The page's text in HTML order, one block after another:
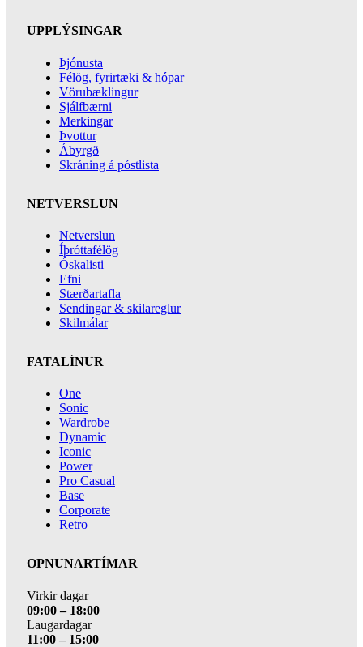
UPPLÝSINGAR
Þjónusta
Félög, fyrirtæki & hópar
Vörubæklingur
Sjálfbærni
Merkingar
Þvottur
Ábyrgð
Skráning á póstlista
NETVERSLUN
Netverslun
Íþróttafélög
Óskalisti
Efni
Stærðartafla
Sendingar & skilareglur
Skilmálar
FATALÍNUR
One
Sonic
Wardrobe
Dynamic
Iconic
Power
Pro Casual
Base
Corporate
Retro
OPNUNARTÍMAR
Virkir dagar
09:00 – 18:00
Laugardagar
11:00 – 15:00